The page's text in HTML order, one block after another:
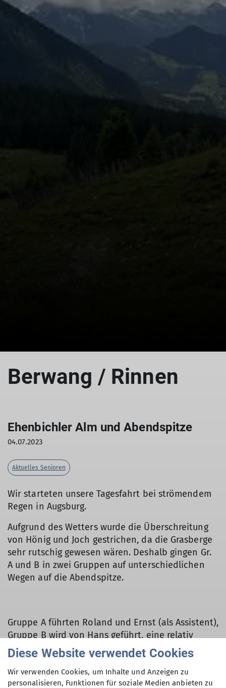
Berwang / Rinnen
Ehenbichler Alm und Abendspitze
04.07.2023
Aktuelles Senioren
Wir starteten unsere Tagesfahrt bei strömendem
Regen in Augsburg.
Aufgrund des Wetters wurde die Überschreitung
von Hönig und Joch gestrichen, da die Grasberge
sehr rutschig gewesen wären. Deshalb gingen Gr.
A und B in zwei Gruppen auf unterschiedlichen
Wegen auf die Abendspitze.
Gruppe A führten Roland und Ernst (als Assistent),
Gruppe B wird von Hans geführt, eine relativ
gemütliche Tour mit einem Gipfel, die
Abendspitze.
Die Gruppe A wanderte beim Abstieg noch durch
Diese Website verwendet Cookies
Wir verwenden Cookies, um Inhalte und Anzeigen zu
personalisieren, Funktionen für soziale Medien anbieten zu